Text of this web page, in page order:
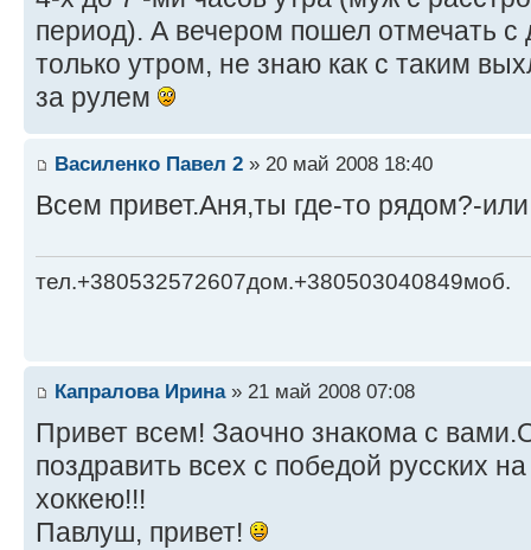
период). А вечером пошел отмечать с
только утром, не знаю как с таким
за рулем
Василенко Павел 2 » 20 май 2008 18:40
Всем привет.Аня,ты где-то рядом?-
тел.+380532572607дом.+380503040849моб.
Капралова Ирина» 21 май 2008 07:08
Привет всем! Заочно знакома с
поздравить всех с победой русских
хоккею!!!
Павлуш, привет!